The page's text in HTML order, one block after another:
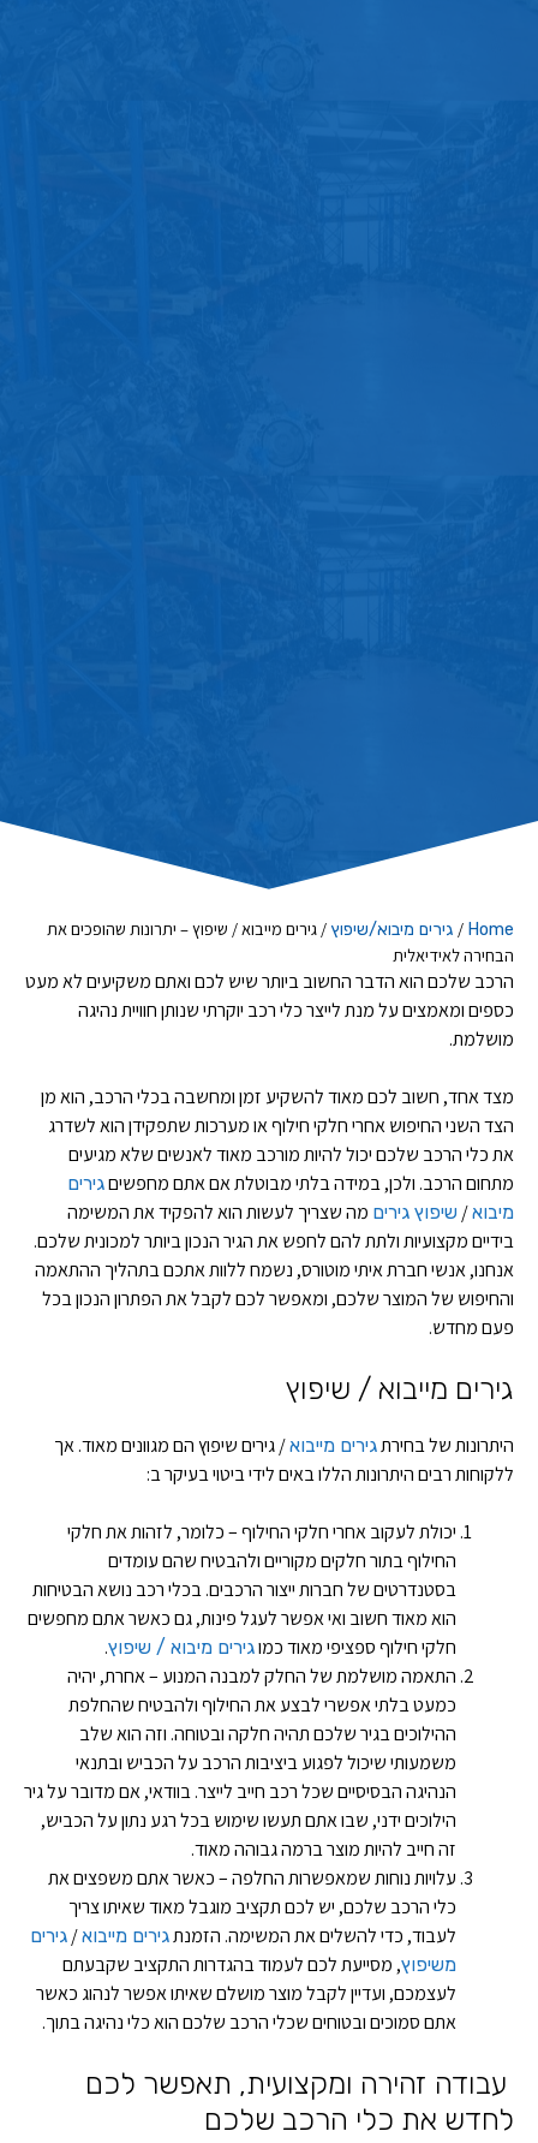
Home
/ גירים מיבוא/שיפוץ / גירים מייבוא / שיפוץ – יתרונות שהופכים את
הבחירה לאידיאלית
הרכב שלכם הוא הדבר החשוב ביותר שיש לכם ואתם משקיעים לא מעט
כספים ומאמצים על מנת לייצר כלי רכב יוקרתי שנותן חוויית נהיגה
מושלמת.
מצד אחד, חשוב לכם מאוד להשקיע זמן ומחשבה בכלי הרכב, הוא מן
הצד השני החיפוש אחרי חלקי חילוף או מערכות שתפקידן הוא לשדרג
את כלי הרכב שלכם יכול להיות מורכב מאוד לאנשים שלא מגיעים
מתחום הרכב. ולכן, במידה בלתי מבוטלת אם אתם מחפשיםגירים
מיבוא/ שיפוץ גירים מה שצריך לעשות הוא להפקיד את המשימה
בידיים מקצועיות ולתת להם לחפש את הגיר הנכון ביותר למכונית שלכם.
אנחנו, אנשי חברת איתי מוטורס, נשמח ללוות אתכם בתהליך ההתאמה
והחיפוש של המוצר שלכם, ומאפשר לכם לקבל את הפתרון הנכון בכל
פעם מחדש.
גירים מייבוא / שיפוץ
היתרונות של בחירתגירים מייבוא/ גירים שיפוץ הם מגוונים מאוד. אך
ללקוחות רבים היתרונות הללו באים לידי ביטוי בעיקר ב:
יכולת לעקוב אחרי חלקי החילוף – כלומר, לזהות את חלקי
החילוף בתור חלקים מקוריים ולהבטיח שהם עומדים
בסטנדרטים של חברות ייצור הרכבים. בכלי רכב נושא הבטיחות
הוא מאוד חשוב ואי אפשר לעגל פינות, גם כאשר אתם מחפשים
חלקי חילוף ספציפי מאוד כמוגירים מיבוא / שיפוץ.
התאמה מושלמת של החלק למבנה המנוע – אחרת, יהיה
כמעט בלתי אפשרי לבצע את החילוף ולהבטיח שהחלפת
ההילוכים בגיר שלכם תהיה חלקה ובטוחה. וזה הוא שלב
משמעותי שיכול לפגוע ביציבות הרכב על הכביש ובתנאי
הנהיגה הבסיסיים שכל רכב חייב לייצר. בוודאי, אם מדובר על גיר
הילוכים ידני, שבו אתם תעשו שימוש בכל רגע נתון על הכביש,
זה חייב להיות מוצר ברמה גבוהה מאוד.
עלויות נוחות שמאפשרות החלפה – כאשר אתם משפצים את
כלי הרכב שלכם, יש לכם תקציב מוגבל מאוד שאיתו צריך
לעבוד, כדי להשלים את המשימה. הזמנתגירים מייבוא/ גירים
משיפוץ, מסייעת לכם לעמוד בהגדרות התקציב שקבעתם
לעצמכם, ועדיין לקבל מוצר מושלם שאיתו אפשר לנהוג כאשר
אתם סמוכים ובטוחים שכלי הרכב שלכם הוא כלי נהיגה בתוך.
עבודה זהירה ומקצועית, תאפשר לכם
לחדש את כלי הרכב שלכם